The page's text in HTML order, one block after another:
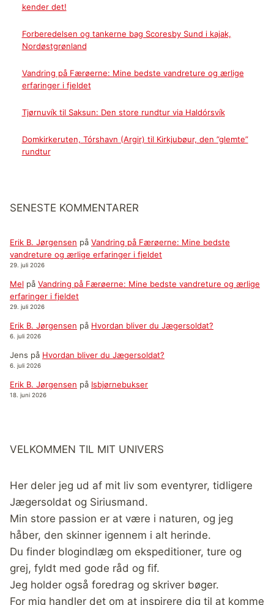
kender det!
Forberedelsen og tankerne bag Scoresby Sund i kajak,
Nordøstgrønland
Vandring på Færøerne: Mine bedste vandreture og ærlige
erfaringer i fjeldet
Tjørnuvík til Saksun: Den store rundtur via Haldórsvík
Domkirkeruten, Tórshavn (Argir) til Kirkjubøur, den ”glemte”
rundtur
SENESTE KOMMENTARER
Erik B. Jørgensen på Vandring på Færøerne: Mine bedste
vandreture og ærlige erfaringer i fjeldet
29. juli 2026
Mel på Vandring på Færøerne: Mine bedste vandreture og ærlige
erfaringer i fjeldet
29. juli 2026
Erik B. Jørgensen på Hvordan bliver du Jægersoldat?
6. juli 2026
Jens på Hvordan bliver du Jægersoldat?
6. juli 2026
Erik B. Jørgensen på Isbjørnebukser
18. juni 2026
VELKOMMEN TIL MIT UNIVERS
Her deler jeg ud af mit liv som eventyrer, tidligere
Jægersoldat og Siriusmand.
Min store passion er at være i naturen, og jeg
håber, den skinner igennem i alt herinde.
Du finder blogindlæg om ekspeditioner, ture og
grej, fyldt med gode råd og fif.
Jeg holder også foredrag og skriver bøger.
For mig handler det om at inspirere dig til at komme